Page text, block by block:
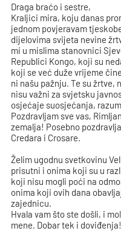
Draga braćo i sestre,
Kraljici mira, koju danas
jednom povjeravam
dijelovima svijeta nevine
mi u mislima stanovnici
Republici Kongo, koji su
koji se već duže vrijeme
ni našu pažnju. Te su
nisu važni za svjetsku
osjećaje suosjećanja,
Pozdravljam sve vas,
zemalja! Posebno
Credara i Crosare.
Želim ugodnu svetkovinu
prisutni i onima koji su u
koji nisu mogli poći na
onima koji ovih dana
zajednicu.
Hvala vam što ste došli, i
mene. Dobar tek i doviđenja!